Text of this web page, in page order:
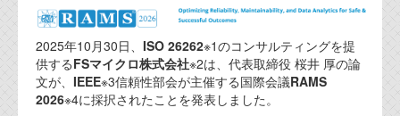
オフィス
実績
ブログ
2025年10月30日、 ISO 26262※1のコンサルティングを提
供するFSマイクロ株式会社※2は、代表取締役 桜井 厚の論
文が、 IEEE※3信頼性部会が主催する国際会議RAMS
2026※4に採択されたことを発表しました。